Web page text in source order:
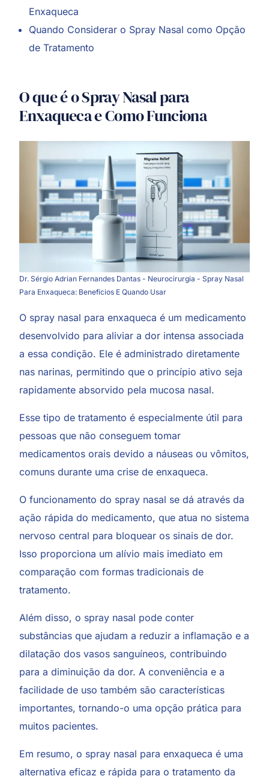
Enxaqueca
Quando Considerar o Spray Nasal como Opção
de Tratamento
O que é o Spray Nasal para
Enxaqueca e Como Funciona
Dr. Sérgio Adrian Fernandes Dantas - Neurocirurgia - Spray Nasal
Para Enxaqueca: Benefícios E Quando Usar
O spray nasal paraenxaqueca é um medicamento
desenvolvido para aliviar a dor intensa associada
a essa condição. Ele é administrado diretamente
nas narinas, permitindo que o princípio ativo seja
rapidamente absorvido pela mucosa nasal.
Esse tipo de tratamento é especialmente útil para
pessoas que não conseguem tomar
medicamentos orais devido a náuseas ou vômitos,
comuns durante uma crise de enxaqueca.
O funcionamento do spray nasal se dá através da
ação rápida do medicamento, que atua no sistema
nervoso central para bloquear os sinais de dor.
Isso proporciona um alívio mais imediato em
comparação com formas tradicionais de
tratamento.
Além disso, o spray nasal pode conter
substâncias que ajudam a reduzir a inflamação e a
dilatação dos vasos sanguíneos, contribuindo
para a diminuição da dor. A conveniência e a
facilidade de uso também são características
importantes, tornando-o uma opção prática para
muitos pacientes.
Em resumo, o spray nasal para enxaqueca é uma
alternativa eficaz e rápida para o tratamento da